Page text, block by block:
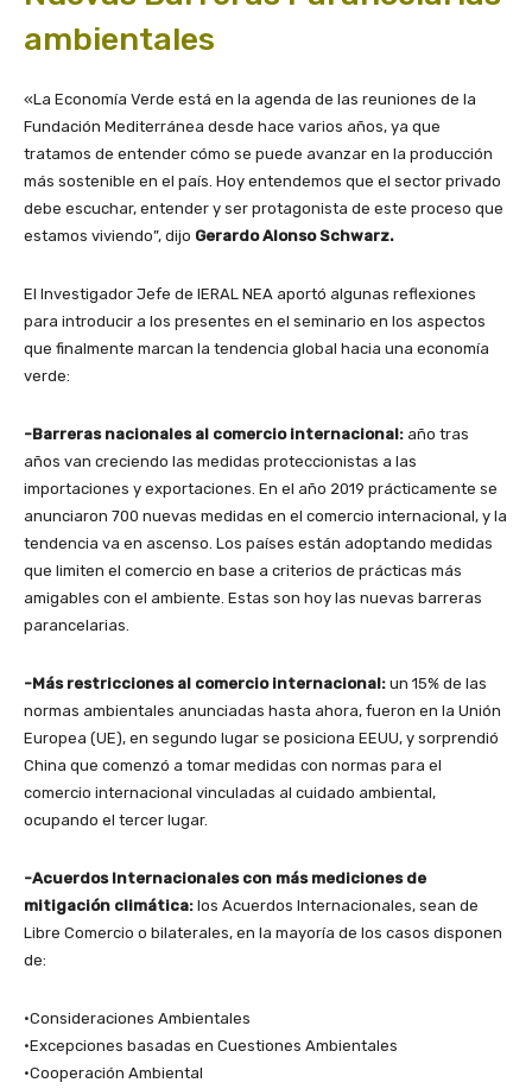
ambientales
«La Economía Verde está en la agenda de las reuniones de la
Fundación Mediterránea desde hace varios años, ya que
tratamos de entender cómo se puede avanzar en la producción
más sostenible en el país. Hoy entendemos que el sector privado
debe escuchar, entender y ser protagonista de este proceso que
estamos viviendo”, dijo Gerardo Alonso Schwarz.
El Investigador Jefe de IERAL NEA aportó algunas reflexiones
para introducir a los presentes en el seminario en los aspectos
que finalmente marcan la tendencia global hacia una economía
verde:
-Barreras nacionales al comercio internacional: año tras
años van creciendo las medidas proteccionistas a las
importaciones y exportaciones. En el año 2019 prácticamente se
anunciaron 700 nuevas medidas en el comercio internacional, y la
tendencia va en ascenso. Los países están adoptando medidas
que limiten el comercio en base a criterios de prácticas más
amigables con el ambiente. Estas son hoy las nuevas barreras
parancelarias.
-Más restricciones al comercio internacional: un 15% de las
normas ambientales anunciadas hasta ahora, fueron en la Unión
Europea (UE), en segundo lugar se posiciona EEUU, y sorprendió
China que comenzó a tomar medidas con normas para el
comercio internacional vinculadas al cuidado ambiental,
ocupando el tercer lugar.
-Acuerdos Internacionales con más mediciones de
mitigación climática: los Acuerdos Internacionales, sean de
Libre Comercio o bilaterales, en la mayoría de los casos disponen
de:
•Consideraciones Ambientales
•Excepciones basadas en Cuestiones Ambientales
•Cooperación Ambiental